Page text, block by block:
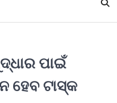
ପାଇଁ
ଟାସ୍କ